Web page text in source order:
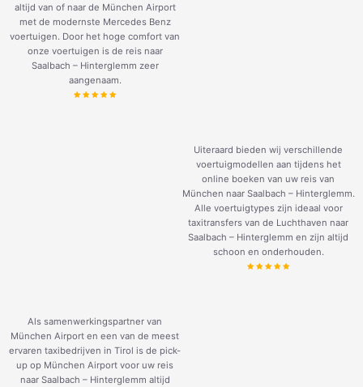
altijd van of naar de München Airport
met de modernste Mercedes Benz
voertuigen. Door het hoge comfort van
onze voertuigen is de reis naar
Saalbach – Hinterglemm zeer
aangenaam.
Uiteraard bieden wij verschillende
voertuigmodellen aan tijdens het
online boeken van uw reis van
München naar Saalbach – Hinterglemm.
Alle voertuigtypes zijn ideaal voor
taxitransfers van de Luchthaven naar
Saalbach – Hinterglemm en zijn altijd
schoon en onderhouden.
Als samenwerkingspartner van
München Airport en een van de meest
ervaren taxibedrijven in Tirol is de pick-
up op München Airport voor uw reis
naar Saalbach – Hinterglemm altijd